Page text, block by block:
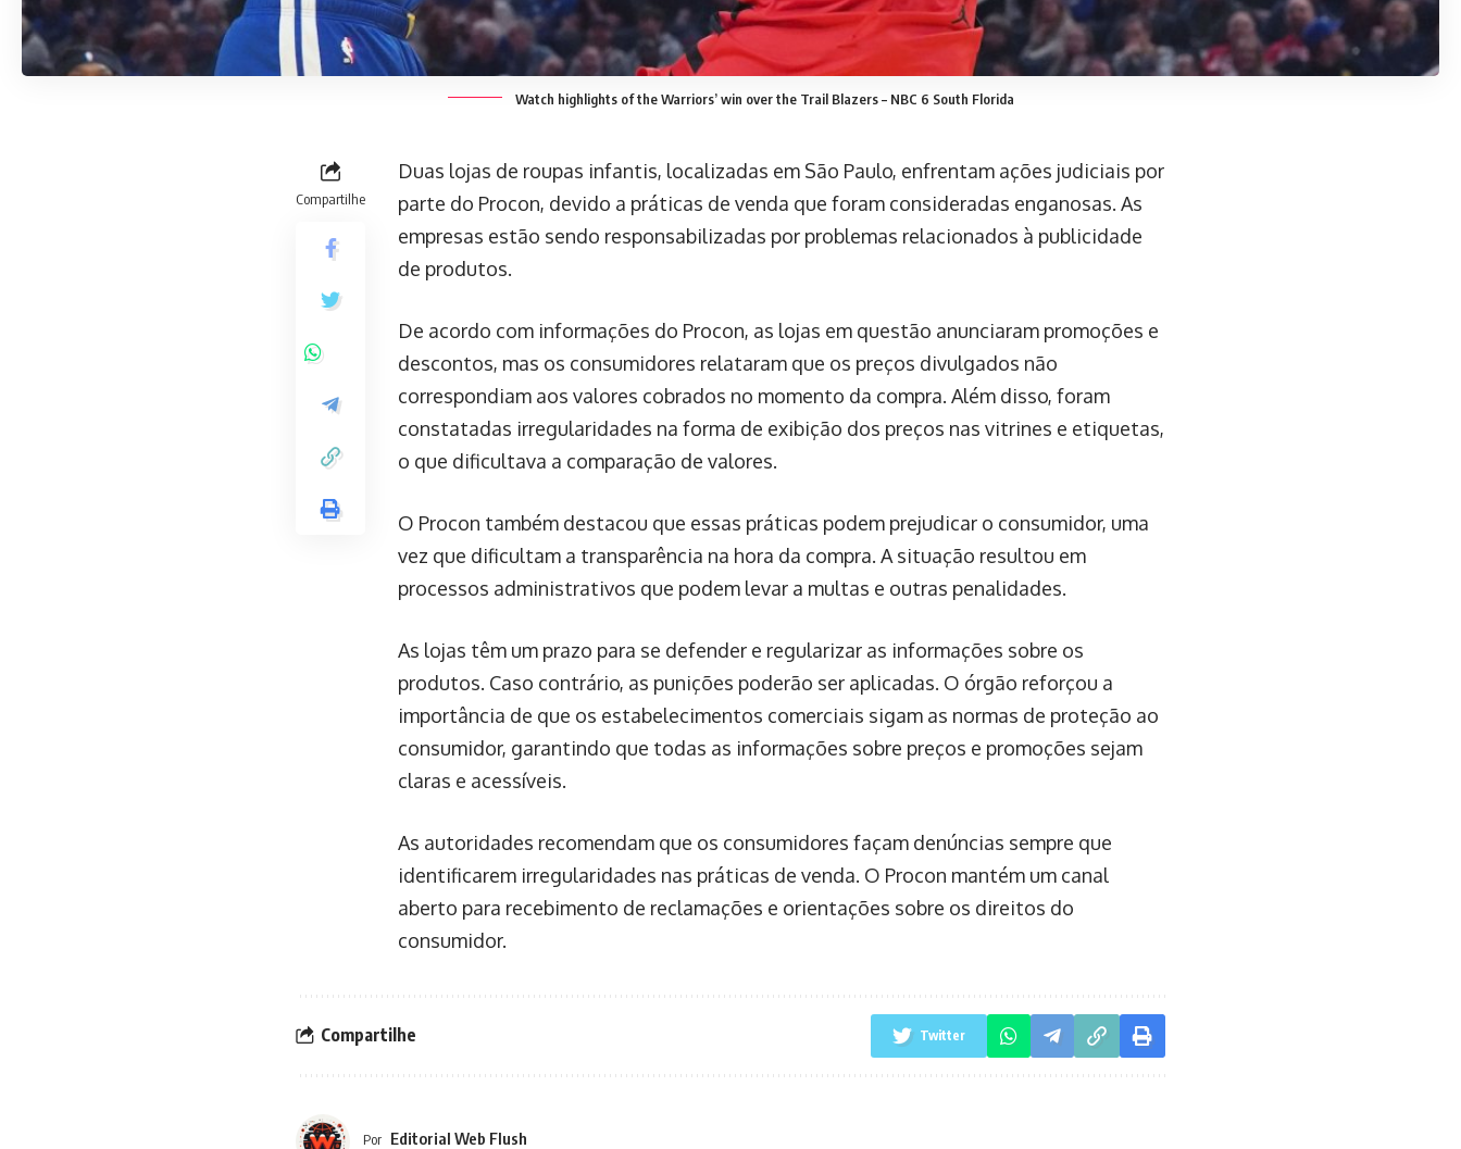
Watch highlights of the Warriors’ win over the Trail Blazers – NBC 6 South Florida
Compartilhe
Duas lojas de roupas infantis, localizadas em São Paulo, enfrentam ações judiciais por
parte do Procon, devido a práticas de venda que foram consideradas enganosas. As
empresas estão sendo responsabilizadas por problemas relacionados à publicidade
de produtos.
De acordo com informações do Procon, as lojas em questão anunciaram promoções e
descontos, mas os consumidores relataram que os preços divulgados não
correspondiam aos valores cobrados no momento da compra. Além disso, foram
constatadas irregularidades na forma de exibição dos preços nas vitrines e etiquetas,
o que dificultava a comparação de valores.
O Procon também destacou que essas práticas podem prejudicar o consumidor, uma
vez que dificultam a transparência na hora da compra. A situação resultou em
processos administrativos que podem levar a multas e outras penalidades.
As lojas têm um prazo para se defender e regularizar as informações sobre os
produtos. Caso contrário, as punições poderão ser aplicadas. O órgão reforçou a
importância de que os estabelecimentos comerciais sigam as normas de proteção ao
consumidor, garantindo que todas as informações sobre preços e promoções sejam
claras e acessíveis.
As autoridades recomendam que os consumidores façam denúncias sempre que
identificarem irregularidades nas práticas de venda. O Procon mantém um canal
aberto para recebimento de reclamações e orientações sobre os direitos do
consumidor.
Compartilhe Twitter
Por Editorial Web Flush